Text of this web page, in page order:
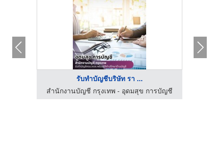
รับทําบัญชีบริษัท รา ...
สำนักงานบัญชี กรุงเทพ - อุดมสุข การบัญชี